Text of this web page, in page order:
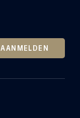
AANMELDEN